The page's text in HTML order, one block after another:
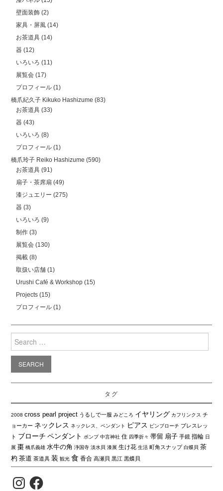
壁面装飾 (2)
家具・屏風 (14)
お茶道具 (14)
器 (12)
いろいろ (11)
展覧会 (17)
プロフィール (1)
橋爪紀久子 Kikuko Hashizume (83)
お茶道具 (33)
器 (43)
いろいろ (8)
プロフィール (1)
橋爪玲子 Reiko Hashizume (590)
お茶道具 (91)
扇子・茶席扇 (49)
漆ジュエリー (275)
器 (3)
いろいろ (9)
制作 (3)
展覧会 (130)
掲載 (8)
取扱い店舗 (1)
Urushi Café & Workshop (15)
Projects (15)
プロフィール (1)
for:
タグ
2008 cross pearl project うるしで一服 みどころ イヤリング カフリンクス チ
ョーカー ネックレス ネックレス、ペンダント ピアス ピンブローチ ブレスレッ
ト ブローチ ペンダント ポンプ 中言神社 住 四季折々 帯留 扇子 手鏡 指輪 日
展 棗 橋爪義雄 水牛の角 浄国寺 淡水貝 漆展 生け花 生活 町角スナップ 白蝶貝 茶
杓 茶道 茶道具 装 観光 食 香合 高瀬貝 黒江 黒蝶貝
InstagramFacebook